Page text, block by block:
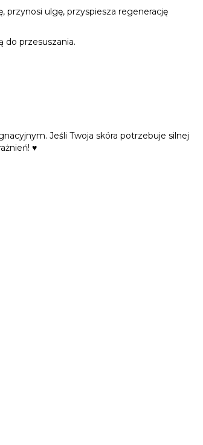
ulgę, przyspiesza regenerację
do przesuszania.
Jeśli Twoja skóra potrzebuje silnej
! ♥